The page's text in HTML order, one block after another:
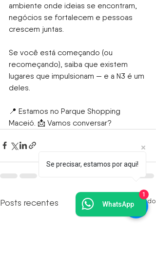
ambiente onde ideias se encontram,
negócios se fortalecem e pessoas
crescem juntas.
Se você está começando (ou
recomeçando), saiba que existem
lugares que impulsionam — e a N3 é um
deles.
📍 Estamos no Parque Shopping
Maceió. 📩 Vamos conversar?
Posts recentes Ver tudo
Se precisar, estamos por aqui!
WhatsApp
1